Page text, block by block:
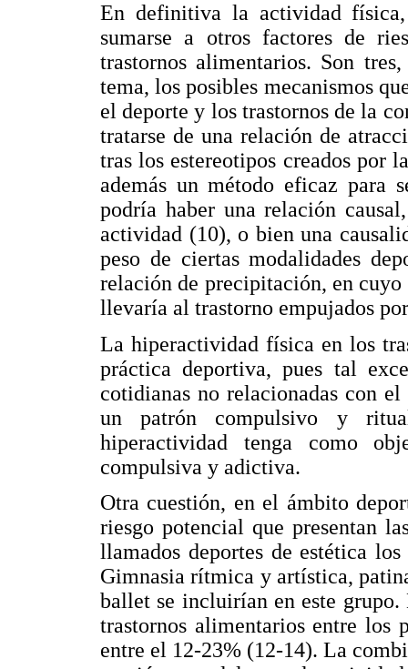
En definitiva la actividad
sumarse a otros factores de
trastornos alimentarios. Son
tema, los posibles mecanismos
el deporte y los trastornos de la
tratarse de una relación de
tras los estereotipos creados por
además un método eficaz para
podría haber una relación
actividad (10), o bien una
peso de ciertas modalidades
relación de precipitación, en
llevaría al trastorno empujados
La hiperactividad física en los
práctica deportiva, pues tal
cotidianas no relacionadas con
un patrón compulsivo y
hiperactividad tenga como
compulsiva y adictiva.
Otra cuestión, en el ámbito
riesgo potencial que presentan
llamados deportes de estética
Gimnasia rítmica y artística,
ballet se incluirían en este grupo.
trastornos alimentarios entre los
entre el 12-23% (12-14). La